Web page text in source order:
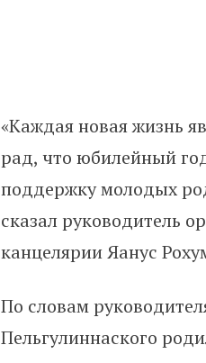
«Каждая новая жизнь
рад, что юбилейный
поддержку молодых
сказал руководитель
канцелярии Яанус
По словам
Пельгулиннаского